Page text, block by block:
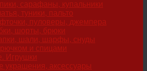
сарафаны, купальники
туники, пальто
пуловеры, джемпера
шорты, брюки
шали, шарфы, снуды
и спицами
Игрушки
украшения, аксессуары